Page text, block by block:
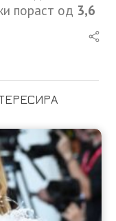
пораст од 3,6